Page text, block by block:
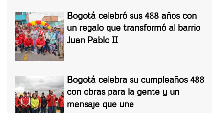
Bogotá celebró sus 488 años con
un regalo que transformó al barrio
Juan Pablo II
Bogotá celebra su cumpleaños 488
con obras para la gente y un
mensaje que une